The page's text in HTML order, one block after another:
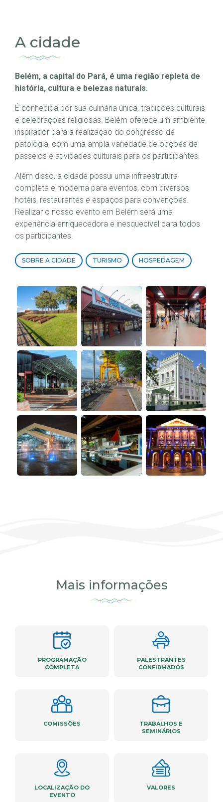
A cidade
Belém, a capital do Pará, é uma região repleta de
história, cultura e belezas naturais.
É conhecida por sua culinária única, tradições culturais
e celebrações religiosas. Belém oferece um ambiente
inspirador para a realização do congresso de
patologia, com uma ampla variedade de opções de
passeios e atividades culturais para os participantes.
Além disso, a cidade possui uma infraestrutura
completa e moderna para eventos, com diversos
hotéis, restaurantes e espaços para convenções.
Realizar o nosso evento em Belém será uma
experiência enriquecedora e inesquecível para todos
os participantes.
SOBRE A CIDADE TURISMO HOSPEDAGEM
Mais informações
PROGRAMAÇÃO
COMPLETA
PALESTRANTES
CONFIRMADOS
COMISSÕES
TRABALHOS E
SEMINÁRIOS
LOCALIZAÇÃO DO
EVENTO
VALORES